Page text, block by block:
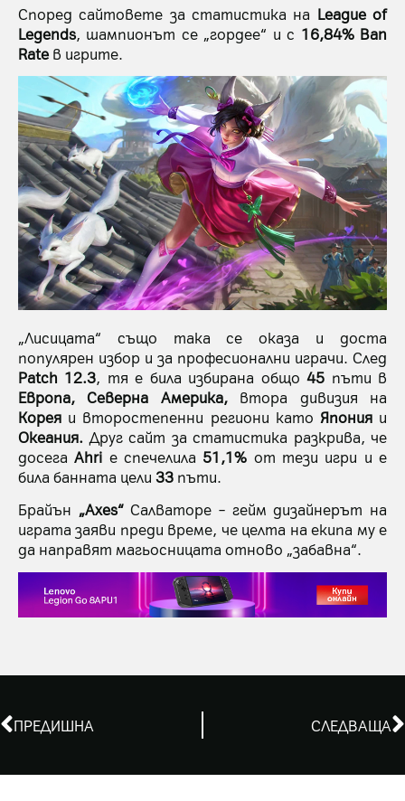
Според сайтовете за статистика на League of
Legends, шампионът се „гордее“ и с 16,84% Ban
Rate в игрите.
„Лисицата“ също така се оказа и доста
популярен избор и за професионални играчи. След
Patch 12.3, тя е била избирана общо45 пъти в
Европа, Северна Америка,втора дивизия на
Корея и второстепенни региони като Японияи
Океания. Друг сайт за статистика разкрива, че
досегаAhri е спечелила 51,1% от тези игри и е
била банната цели 33 пъти.
Брайън „Axes“Салваторе – гейм дизайнерът на
играта заяви преди време, че целта на екипа му е
да направят магьосницата отново „забавна“.
ПРЕДИШНА СЛЕДВАЩА